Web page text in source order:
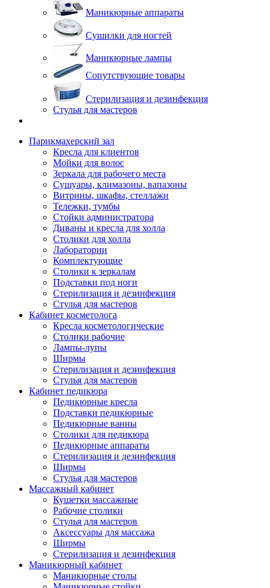
Маникюрные аппараты
Сушилки для ногтей
Маникюрные лампы
Сопутствующие товары
Стерилизация и дезинфекция
Стулья для мастеров
Парикмахерский зал
Кресла для клиентов
Мойки для волос
Зеркала для рабочего места
Сушуары, климазоны, вапазоны
Витрины, шкафы, стеллажи
Тележки, тумбы
Стойки администратора
Диваны и кресла для холла
Столики для холла
Лаборатории
Комплектующие
Столики к зеркалам
Подставки под ноги
Стерилизация и дезинфекция
Стулья для мастеров
Кабинет косметолога
Кресла косметологические
Столики рабочие
Лампы-лупы
Ширмы
Стерилизация и дезинфекция
Стулья для мастеров
Кабинет педикюра
Педикюрные кресла
Подставки педикюрные
Педикюрные ванны
Столики для педикюра
Педикюрные аппараты
Стерилизация и дезинфекция
Ширмы
Стулья для мастеров
Массажный кабинет
Кушетки массажные
Рабочие столики
Стулья для мастеров
Аксессуары для массажа
Ширмы
Стерилизация и дезинфекция
Маникюрный кабинет
Маникюрные столы